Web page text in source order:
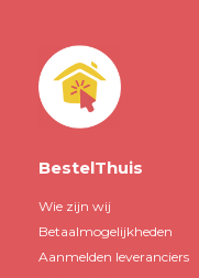
BestelThuis
Wie zijn wij
Betaalmogelijkheden
Aanmelden leveranciers